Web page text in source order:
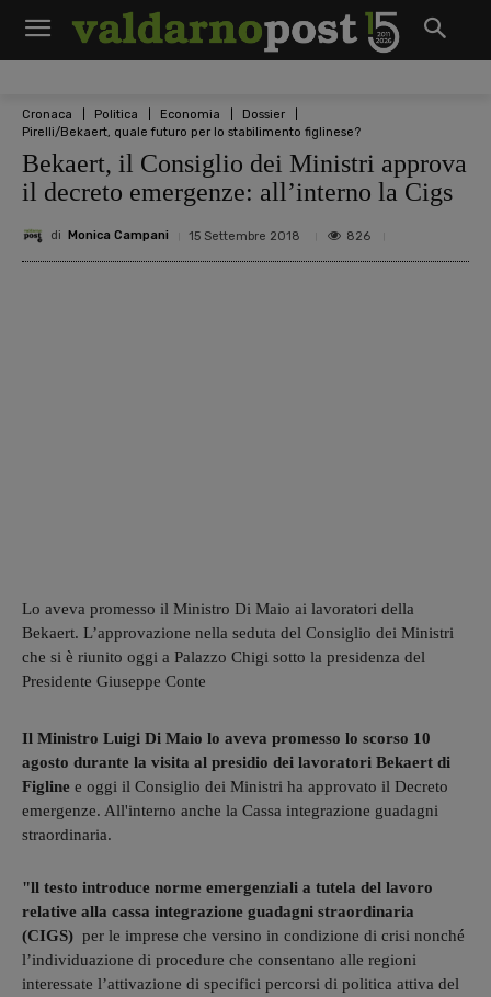
Cronaca Politica Economia
Dossier
Pirelli/Bekaert, quale futuro per lo stabilimento figlinese?
Bekaert, il Consiglio dei Ministri approva
il decreto emergenze: all’interno la Cigs
di Monica Campani 15 Settembre 2018 826
Lo aveva promesso il Ministro Di Maio ai lavoratori della
Bekaert. L’approvazione nella seduta del Consiglio dei Ministri
che si è riunito oggi a Palazzo Chigi sotto la presidenza del
Presidente Giuseppe Conte
Il Ministro Luigi Di Maio lo aveva promesso lo scorso 10
agosto durante la visita al presidio dei lavoratori Bekaert di
Figline e oggi il Consiglio dei Ministri ha approvato il Decreto
emergenze. All'interno anche la Cassa integrazione guadagni
straordinaria.
"ll testo introduce norme emergenziali a tutela del lavoro
relative alla cassa integrazione guadagni straordinaria
(CIGS) per le imprese che versino in condizione di crisi nonché
l’individuazione di procedure che consentano alle regioni
interessate l’attivazione di specifici percorsi di politica attiva del